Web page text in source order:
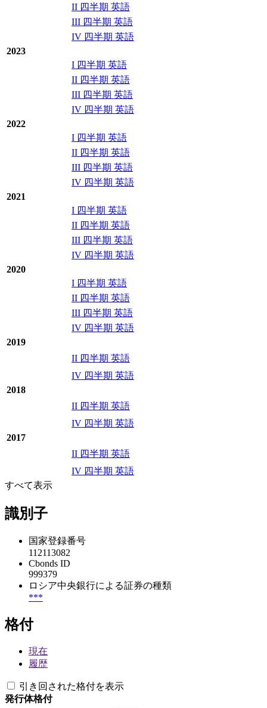
II 四半期 英語
III 四半期 英語
IV 四半期 英語
2023
I 四半期 英語
II 四半期 英語
III 四半期 英語
IV 四半期 英語
2022
I 四半期 英語
II 四半期 英語
III 四半期 英語
IV 四半期 英語
2021
I 四半期 英語
II 四半期 英語
III 四半期 英語
IV 四半期 英語
2020
I 四半期 英語
II 四半期 英語
III 四半期 英語
IV 四半期 英語
2019
II 四半期 英語
IV 四半期 英語
2018
II 四半期 英語
IV 四半期 英語
2017
II 四半期 英語
IV 四半期 英語
すべて表示
識別子
国家登録番号
112113082
Cbonds ID
999379
ロシア中央銀行による証券の種類
***
格付
現在
履歴
引き回された格付を表示
発行体格付